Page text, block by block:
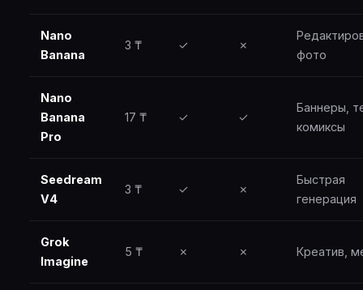
Nano
Banana
3 ₸ ✓ ✗
фото
Nano
Banana
Pro
17 ₸ ✓ ✓
Баннеры,
комиксы
Seedream
V4
3 ₸ ✓ ✗
Быстрая
генерация
Grok
Imagine
5 ₸ ✗ ✗ Креатив,